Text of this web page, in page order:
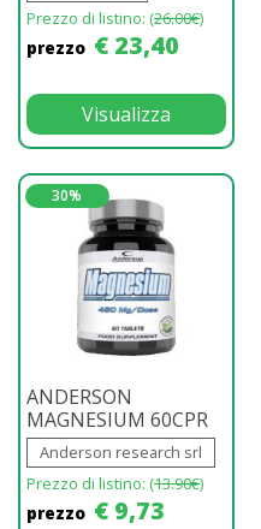
Prezzo di listino: (26.00€)
prezzo € 23,40
Visualizza
30%
ANDERSON
MAGNESIUM 60CPR
Anderson research srl
Prezzo di listino: (13.90€)
prezzo € 9,73